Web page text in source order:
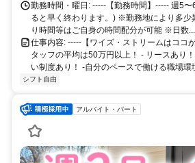
勤務時間・曜日: -----【勤務時間】----- 週5
ると早く終わります。) ※勤務地により多
り時間等はご自身の時間配分が可能 ※日数...
仕事内容: -----【ワイズ・ストリームはココ
タッフの平均は50万円以上！ - リースあり
い制度あり！ -自分のペースで働ける職場環
シフト自由
アルバイト・パート